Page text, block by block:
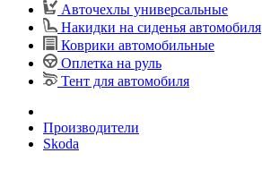
Авточехлы универсальные
Накидки на сиденья автомобиля
Коврики автомобильные
Оплетка на руль
Тент для автомобиля
Производители
Skoda